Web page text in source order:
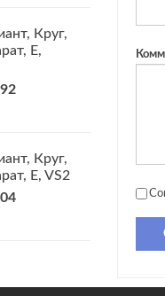
Круг,
E,
Круг,
E, VS2